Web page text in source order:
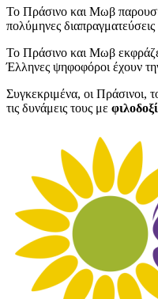
Το Πράσινο και Μωβ
πολύμηνες
Το Πράσινο και Μωβ
Έλληνες ψηφοφόροι έχουν
Συγκεκριμένα, οι
τις δυνάμεις τους με